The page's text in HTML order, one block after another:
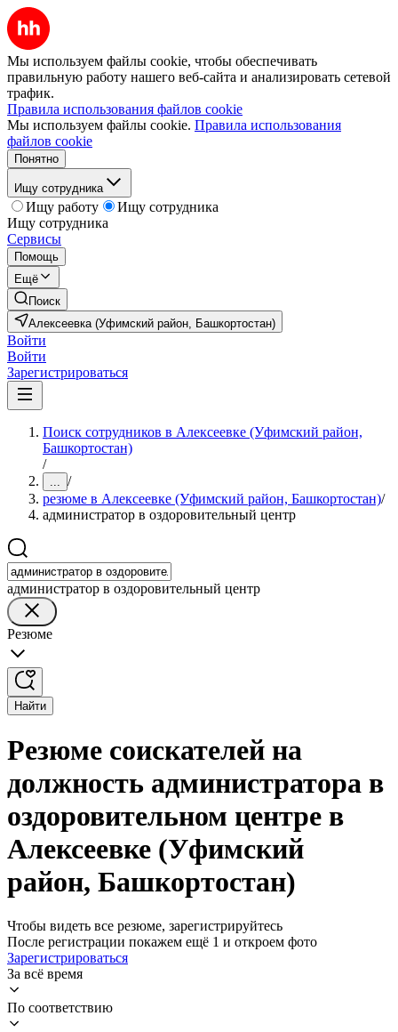
Мы используем файлы cookie, чтобы обеспечивать
правильную работу нашего веб-сайта и анализировать сетевой
трафик.
Правила использования файлов cookie
Мы используем файлы cookie. Правила использования
файлов cookie
Понятно
Ищу сотрудника
Ищу работу
Ищу сотрудника
Ищу сотрудника
Сервисы
Помощь
Ещё
Поиск
Алексеевка (Уфимский район, Башкортостан)
Войти
Войти
Зарегистрироваться
Поиск сотрудников в Алексеевке (Уфимский район,
Башкортостан)
/
... /
резюме в Алексеевке (Уфимский район, Башкортостан)/
администратор в оздоровительный центр
администратор в оздоровительный центр
Резюме
Найти
Резюме соискателей на
должность администратора в
оздоровительном центре в
Алексеевке (Уфимский
район, Башкортостан)
Чтобы видеть все резюме, зарегистрируйтесь
После регистрации покажем ещё 1 и откроем фото
Зарегистрироваться
За всё время
По соответствию